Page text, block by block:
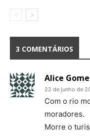
3 COMENTÁRIOS
Alice
22 de junho de
Com o rio
moradores.
Morre o